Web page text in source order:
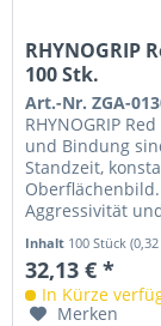
RHYNOGRIP
100 Stk.
Art.-Nr. ZGA-
RHYNOGRIP
und Bindung
Standzeit,
Aggressivität
Inhalt 100 Stück
32,13 € *
In Kürze
Merken